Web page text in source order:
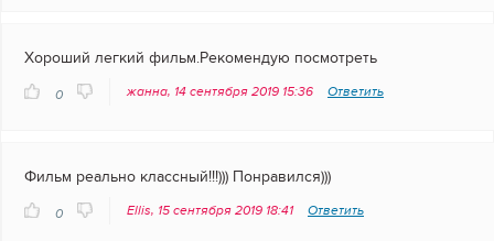
Хороший легкий фильм.Рекомендую посмотреть
0 жанна, 14 сентября 2019 15:36 Ответить
Фильм реально классный!!!))) Понравился)))
0 Ellis, 15 сентября 2019 18:41 Ответить